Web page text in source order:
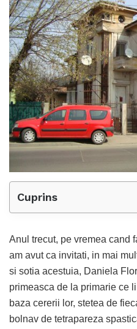
Cuprins
Anul trecut, pe vremea cand
am avut ca invitati, in mai
si sotia acestuia, Daniela
primeasca de la primarie ce
baza cererii lor, stetea de
bolnav de tetrapareza